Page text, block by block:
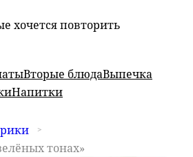
хочется повторить
Вторые блюдаВыпечка
Напитки
тонах»